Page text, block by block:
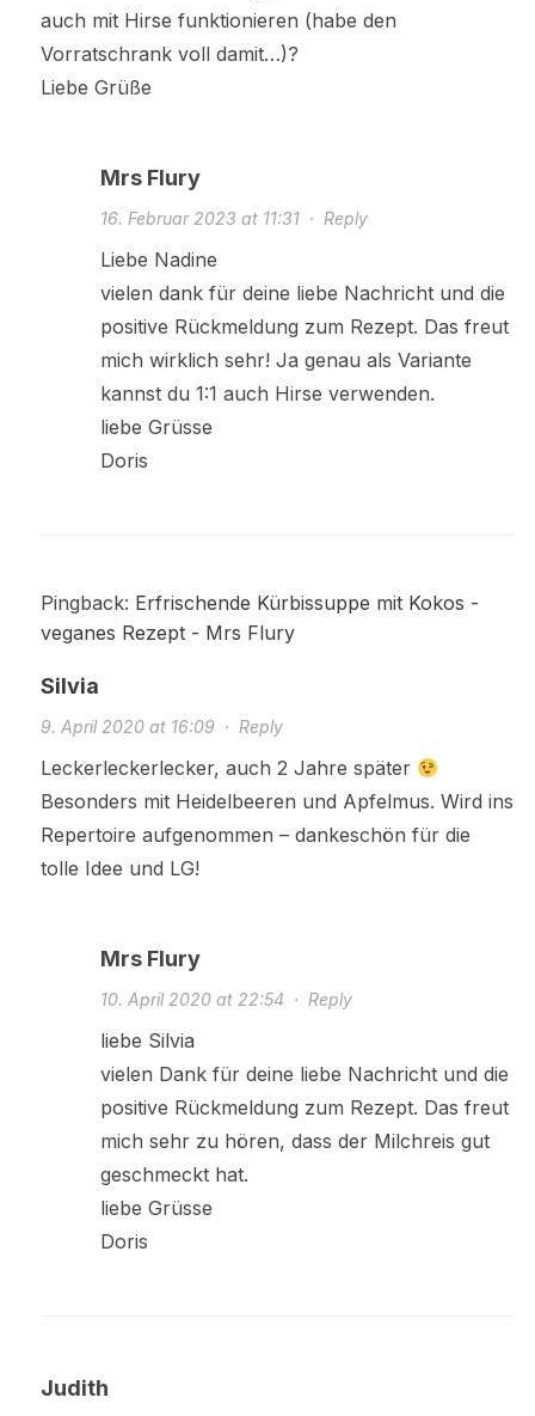
auch mit Hirse funktionieren (habe den
Vorratschrank voll damit…)?
Liebe Grüße
Mrs Flury
16. Februar 2023 at 11:31· Reply
Liebe Nadine
vielen dank für deine liebe Nachricht und die
positive Rückmeldung zum Rezept. Das freut
mich wirklich sehr! Ja genau als Variante
kannst du 1:1 auch Hirse verwenden.
liebe Grüsse
Doris
Pingback: Erfrischende Kürbissuppe mit Kokos -
veganes Rezept - Mrs Flury
Silvia
9. April 2020 at 16:09 · Reply
Leckerleckerlecker, auch 2 Jahre später
Besonders mit Heidelbeeren und Apfelmus. Wird ins
Repertoire aufgenommen – dankeschön für die
tolle Idee und LG!
Mrs Flury
10. April 2020 at 22:54 · Reply
liebe Silvia
vielen Dank für deine liebe Nachricht und die
positive Rückmeldung zum Rezept. Das freut
mich sehr zu hören, dass der Milchreis gut
geschmeckt hat.
liebe Grüsse
Doris
Judith